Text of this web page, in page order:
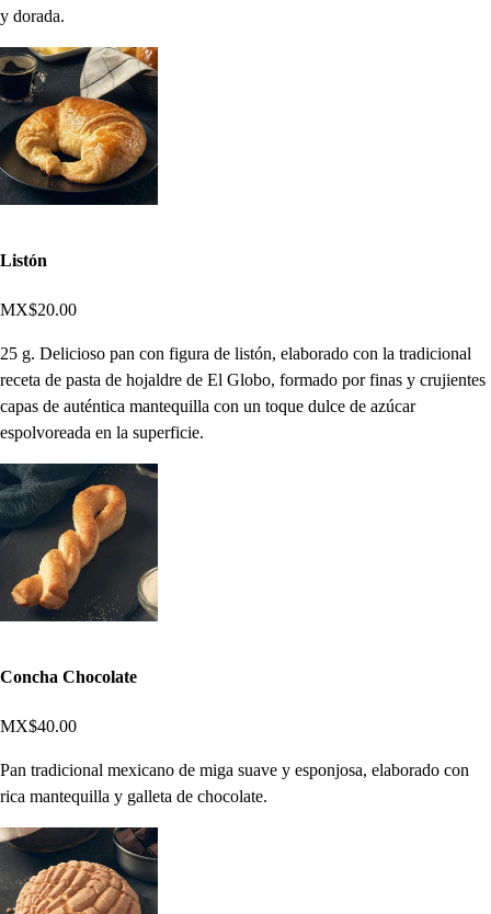
y dorada.
Listón
MX$20.00
25 g. Delicioso pan con figura de listón, elaborado con la tradicional
receta de pasta de hojaldre de El Globo, formado por finas y crujientes
capas de auténtica mantequilla con un toque dulce de azúcar
espolvoreada en la superficie.
Concha Chocolate
MX$40.00
Pan tradicional mexicano de miga suave y esponjosa, elaborado con
rica mantequilla y galleta de chocolate.